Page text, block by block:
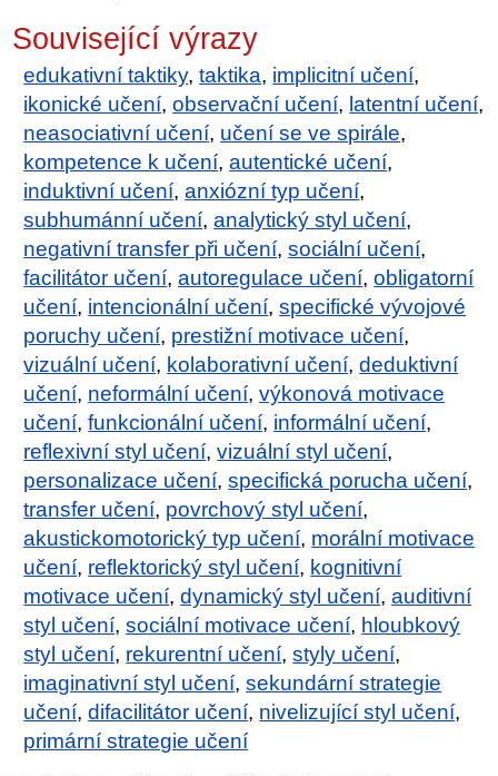
Související výrazy
edukativní taktiky,taktika, implicitní učení,
ikonické učení,observační učení, latentní učení,
neasociativní učení, učení se ve spirále,
kompetence k učení,autentické učení,
induktivní učení,anxiózní typ učení,
subhumánní učení,analytický styl učení,
negativní transfer při učení,sociální učení,
facilitátor učení,autoregulace učení,obligatorní
učení, intencionální učení,specifické vývojové
poruchy učení, prestižní motivace učení,
vizuální učení, kolaborativní učení,deduktivní
učení, neformální učení,výkonová motivace
učení,funkcionální učení, informální učení,
reflexivní styl učení,vizuální styl učení,
personalizace učení,specifická porucha učení,
transfer učení, povrchový styl učení,
akustickomotorický typ učení, morální motivace
učení, reflektorický styl učení, kognitivní
motivace učení,dynamický styl učení,auditivní
styl učení,sociální motivace učení, hloubkový
styl učení, rekurentní učení,styly učení,
imaginativní styl učení,sekundární strategie
učení,difacilitátor učení, nivelizující styl učení,
primární strategie učení